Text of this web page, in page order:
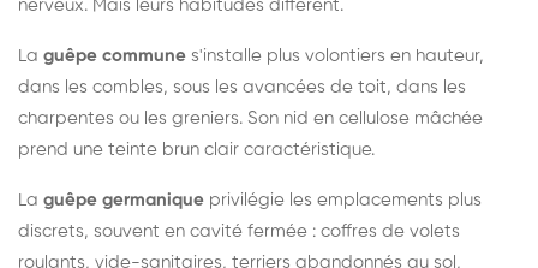
nerveux. Mais leurs habitudes diffèrent.
La guêpe commune s'installe plus volontiers en hauteur,
dans les combles, sous les avancées de toit, dans les
charpentes ou les greniers. Son nid en cellulose mâchée
prend une teinte brun clair caractéristique.
La guêpe germanique privilégie les emplacements plus
discrets, souvent en cavité fermée : coffres de volets
roulants, vide-sanitaires, terriers abandonnés au sol,